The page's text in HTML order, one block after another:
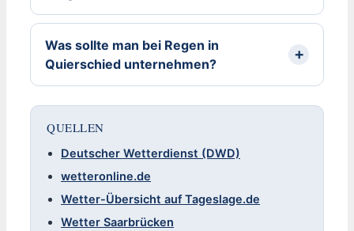
Was sollte man bei Regen in
Quierschied unternehmen?
QUELLEN
Deutscher Wetterdienst (DWD)
wetteronline.de
Wetter-Übersicht auf Tageslage.de
Wetter Saarbrücken